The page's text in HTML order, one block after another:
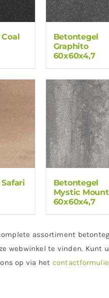
Betontegel
Graphito
60x60x4,7
Betontegel
Mystic
60x60x4,7
assortiment
webwinkel te vinden. Kunt
op via het